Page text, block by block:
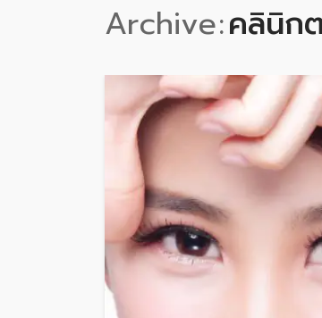
Archive คลินิก